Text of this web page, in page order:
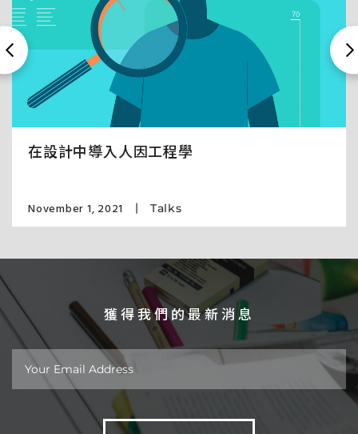
在設計中導入人因工程學
November 1, 2021 Talks
獲得我們的最新消息